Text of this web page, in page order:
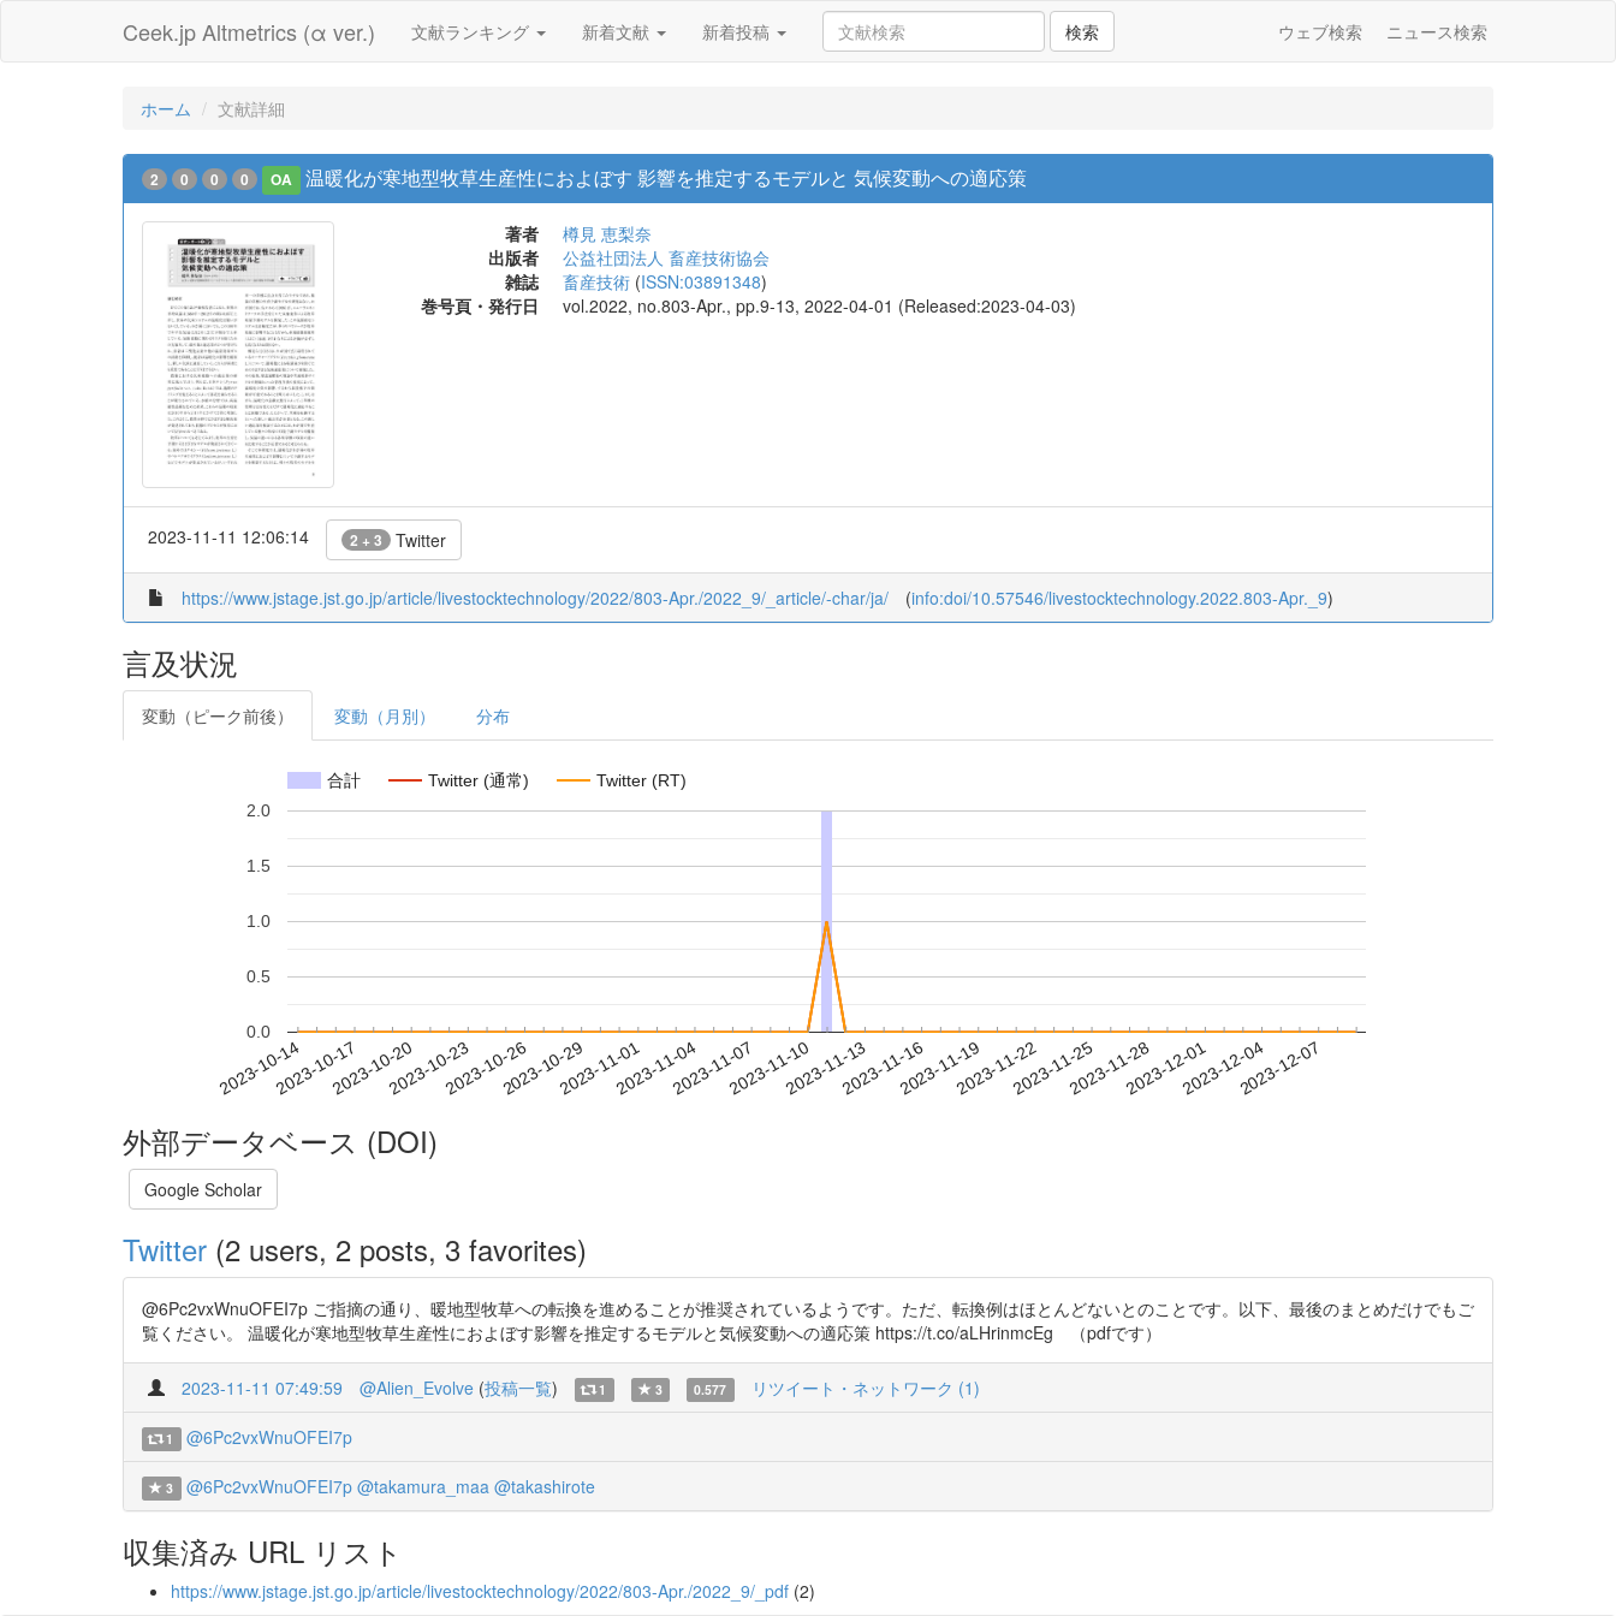
Ceek.jp Altmetrics (α ver.) 文献ランキング 新着文献 新着投稿 検索 ウェブ検索 ニュース検索
ホーム 文献詳細
2 0 0 0 OA 温暖化が寒地型牧草生産性におよぼす 影響を推定するモデルと 気候変動への適応策
著者
樽見 恵梨奈
出版者
公益社団法人 畜産技術協会
雑誌
畜産技術 (ISSN:03891348)
巻号頁・発行日
vol.2022, no.803-Apr., pp.9-13, 2022-04-01 (Released:2023-04-03)
2023-11-11 12:06:14 2 + 3 Twitter
https://www.jstage.jst.go.jp/article/livestocktechnology/2022/803-Apr./2022_9/_article/-char/ja/ (info:doi/10.57546/livestocktechnology.2022.803-Apr._9)
言及状況
変動（ピーク前後） 変動（月別） 分布
合計 Twitter (通常) Twitter (RT)
2023-10-142023-10-172023-10-202023-10-232023-10-262023-10-292023-11-012023-11-042023-11-072023-11-102023-11-132023-11-162023-11-192023-11-222023-11-252023-11-282023-12-012023-12-042023-12-07
0.0
0.5
1.0
1.5
2.0
外部データベース (DOI)
Google Scholar
Twitter (2 users, 2 posts, 3 favorites)
@6Pc2vxWnuOFEI7p ご指摘の通り、暖地型牧草への転換を進めることが推奨されているようです。ただ、転換例はほとんどないとのことです。以下、最後のまとめだけでもご
覧ください。 温暖化が寒地型牧草生産性におよぼす影響を推定するモデルと気候変動への適応策 https://t.co/aLHrinmcEg （pdfです）
2023-11-11 07:49:59 @Alien_Evolve (投稿一覧) 1 3 0.577 リツイート・ネットワーク (1)
1 @6Pc2vxWnuOFEI7p
3 @6Pc2vxWnuOFEI7p @takamura_maa @takashirote
収集済み URL リスト
https://www.jstage.jst.go.jp/article/livestocktechnology/2022/803-Apr./2022_9/_pdf (2)